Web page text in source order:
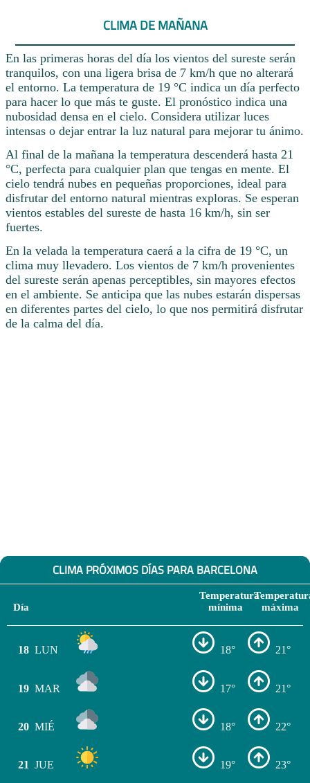
CLIMA DE MAÑANA
En las primeras horas del día los vientos del sureste serán
tranquilos, con una ligera brisa de 7 km/h que no alterará
el entorno. La temperatura de 19 °C indica un día perfecto
para hacer lo que más te guste. El pronóstico indica una
nubosidad densa en el cielo. Considera utilizar luces
intensas o dejar entrar la luz natural para mejorar tu ánimo.
Al final de la mañana la temperatura descenderá hasta 21
°C, perfecta para cualquier plan que tengas en mente. El
cielo tendrá nubes en pequeñas proporciones, ideal para
disfrutar del entorno natural mientras exploras. Se esperan
vientos estables del sureste de hasta 16 km/h, sin ser
fuertes.
En la velada la temperatura caerá a la cifra de 19 °C, un
clima muy llevadero. Los vientos de 7 km/h provenientes
del sureste serán apenas perceptibles, sin mayores efectos
en el ambiente. Se anticipa que las nubes estarán dispersas
en diferentes partes del cielo, lo que nos permitirá disfrutar
de la calma del día.
CLIMA PRÓXIMOS DÍAS PARA BARCELONA
Día
Temperatura
mínima
máxima
18 LUN 18° 21°
19 MAR 17° 21°
20 MIÉ 18° 22°
21 JUE 19° 23°